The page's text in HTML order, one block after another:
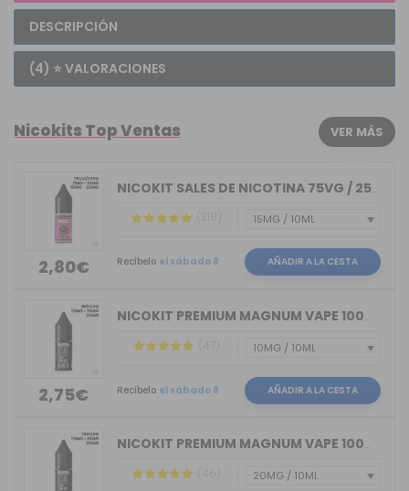
DESCRIPCIÓN
(4) ⭐ VALORACIONES
Nicokits Top Ventas VER MÁS
2,80€
NICOKIT SALES DE NICOTINA 75VG / 25PG...
(318)
Recíbelo el sábado 8 AÑADIR A LA CESTA
2,75€
NICOKIT PREMIUM MAGNUM VAPE 100%VG 10ML
(47)
Recíbelo el sábado 8 AÑADIR A LA CESTA
NICOKIT PREMIUM MAGNUM VAPE 100%PG 10ML
(46)